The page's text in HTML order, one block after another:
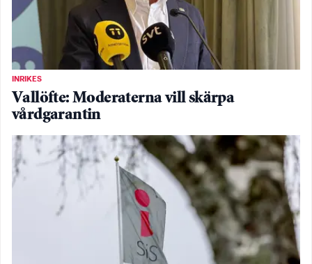
INRIKES
Vallöfte: Moderaterna vill skärpa
vårdgarantin